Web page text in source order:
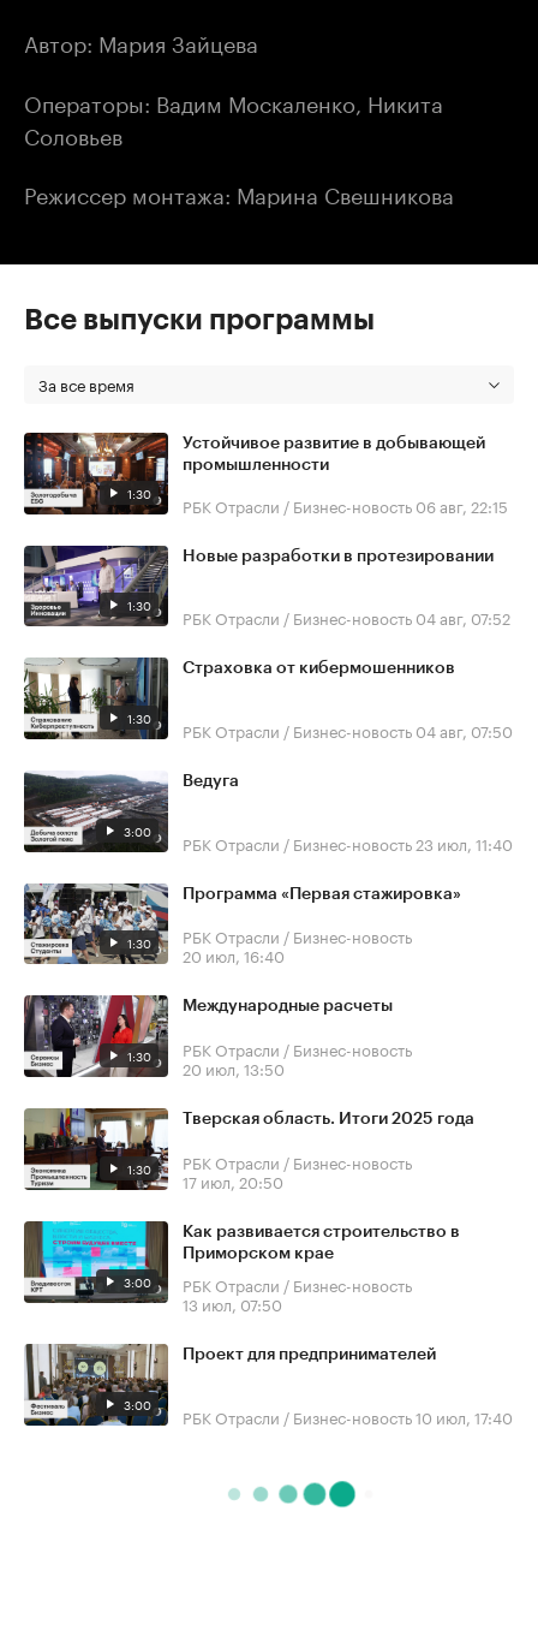
Автор: Мария Зайцева
Операторы: Вадим Москаленко, Никита
Соловьев
Режиссер монтажа: Марина Свешникова
Все выпуски программы
За все время
1:30
Устойчивое развитие в добывающей
промышленности
РБК Отрасли / Бизнес-новость 06 авг, 22:15
1:30
Новые разработки в протезировании
РБК Отрасли / Бизнес-новость 04 авг, 07:52
1:30
Страховка от кибермошенников
РБК Отрасли / Бизнес-новость 04 авг, 07:50
3:00
Ведуга
РБК Отрасли / Бизнес-новость 23 июл, 11:40
1:30
Программа «Первая стажировка»
РБК Отрасли / Бизнес-новость
20 июл, 16:40
1:30
Международные расчеты
РБК Отрасли / Бизнес-новость
20 июл, 13:50
1:30
Тверская область. Итоги 2025 года
РБК Отрасли / Бизнес-новость
17 июл, 20:50
3:00
Как развивается строительство в
Приморском крае
РБК Отрасли / Бизнес-новость
13 июл, 07:50
3:00
Проект для предпринимателей
РБК Отрасли / Бизнес-новость10 июл, 17:40